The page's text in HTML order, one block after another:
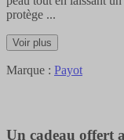
protège ...
Voir plus
Marque : Payot
Un cadeau offert